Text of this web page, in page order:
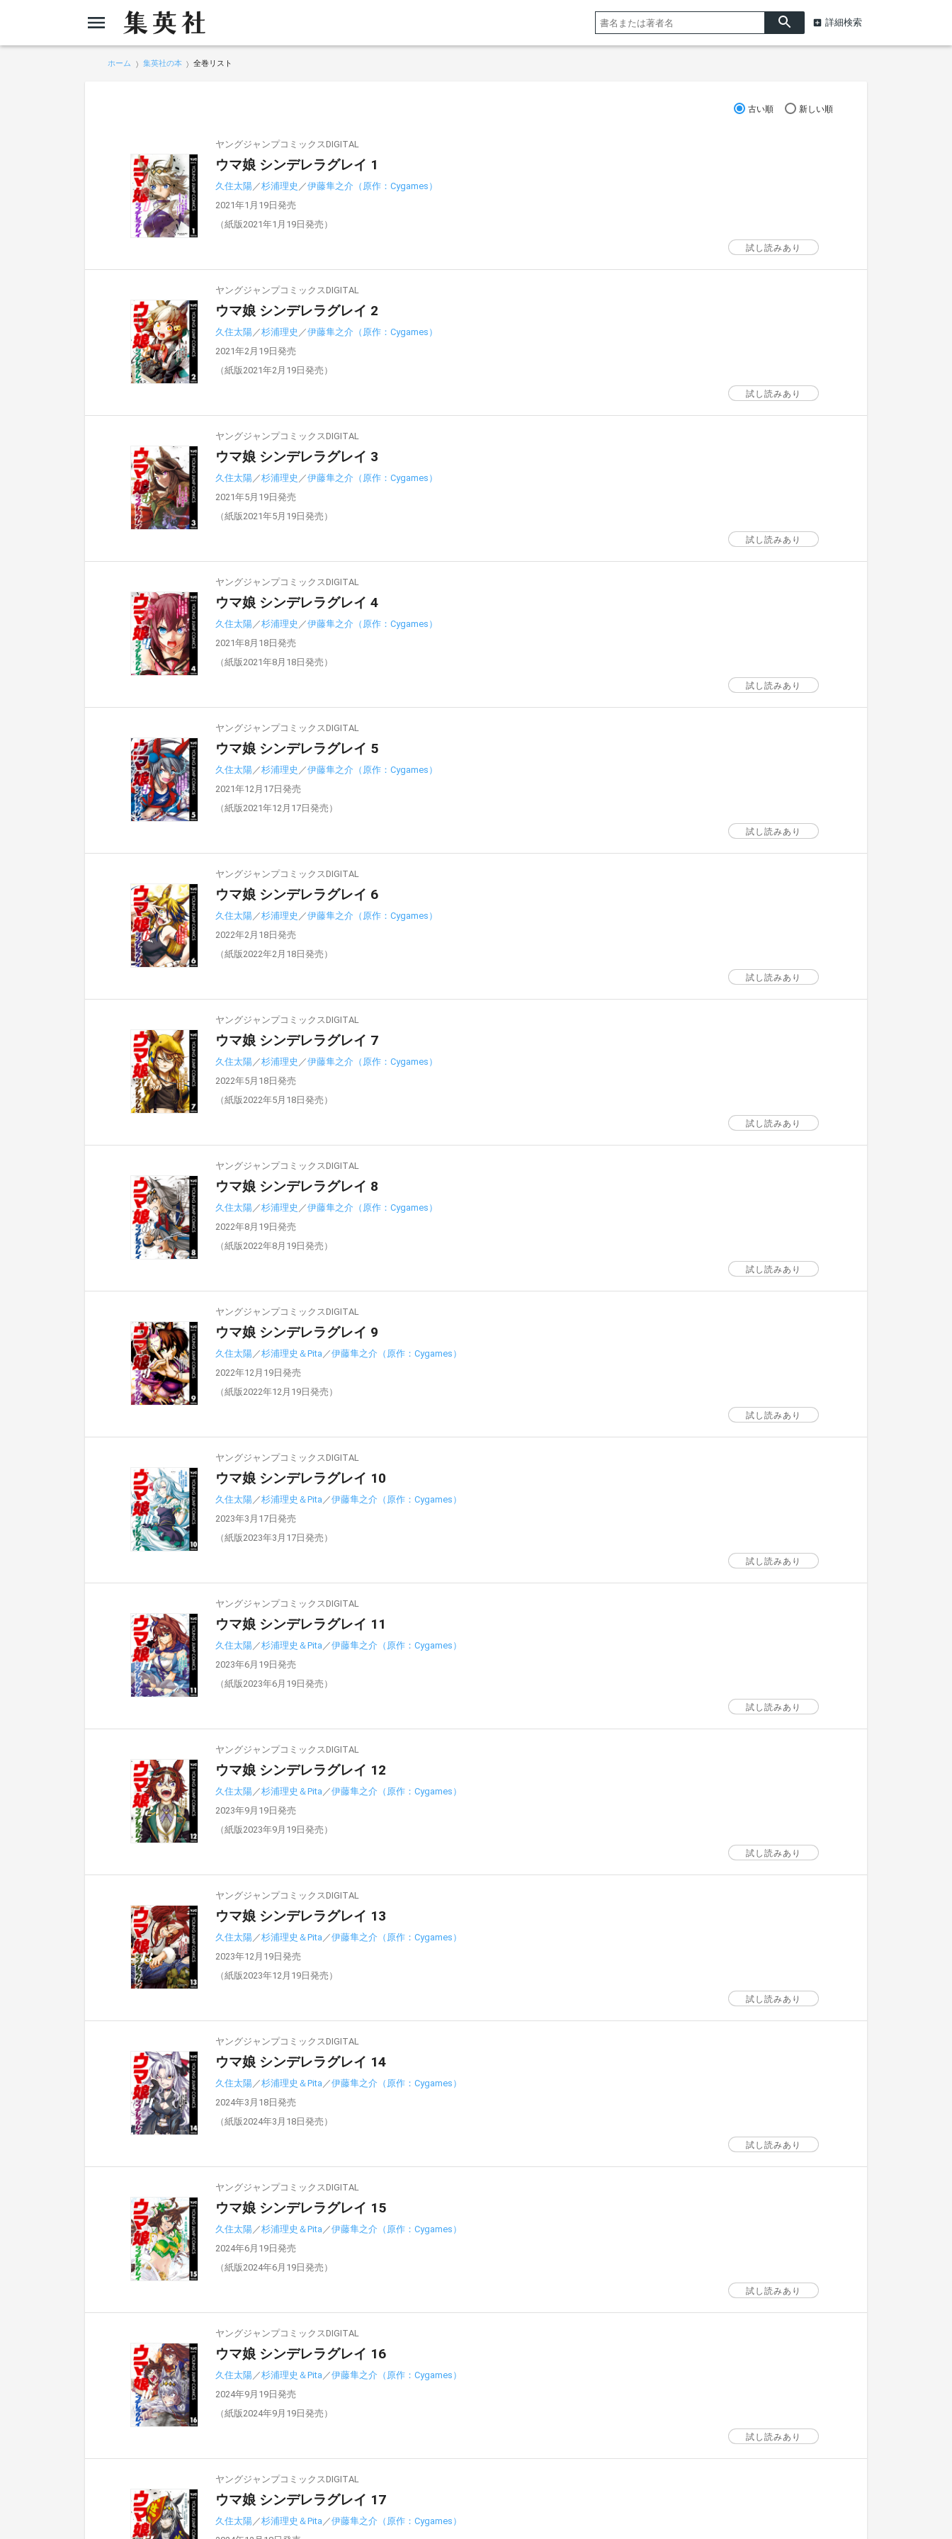
詳細検索
ホーム 集英社の本 全巻リスト
古い順 新しい順
ヤングジャンプコミックスDIGITAL
ウマ娘 シンデレラグレイ 1
久住太陽 ／杉浦理史 ／伊藤隼之介（原作：Cygames）
2021年1月19日発売
（紙版2021年1月19日発売）
試し読みあり
ヤングジャンプコミックスDIGITAL
ウマ娘 シンデレラグレイ 2
久住太陽 ／杉浦理史 ／伊藤隼之介（原作：Cygames）
2021年2月19日発売
（紙版2021年2月19日発売）
試し読みあり
ヤングジャンプコミックスDIGITAL
ウマ娘 シンデレラグレイ 3
久住太陽 ／杉浦理史 ／伊藤隼之介（原作：Cygames）
2021年5月19日発売
（紙版2021年5月19日発売）
試し読みあり
ヤングジャンプコミックスDIGITAL
ウマ娘 シンデレラグレイ 4
久住太陽 ／杉浦理史 ／伊藤隼之介（原作：Cygames）
2021年8月18日発売
（紙版2021年8月18日発売）
試し読みあり
ヤングジャンプコミックスDIGITAL
ウマ娘 シンデレラグレイ 5
久住太陽 ／杉浦理史 ／伊藤隼之介（原作：Cygames）
2021年12月17日発売
（紙版2021年12月17日発売）
試し読みあり
ヤングジャンプコミックスDIGITAL
ウマ娘 シンデレラグレイ 6
久住太陽 ／杉浦理史 ／伊藤隼之介（原作：Cygames）
2022年2月18日発売
（紙版2022年2月18日発売）
試し読みあり
ヤングジャンプコミックスDIGITAL
ウマ娘 シンデレラグレイ 7
久住太陽 ／杉浦理史 ／伊藤隼之介（原作：Cygames）
2022年5月18日発売
（紙版2022年5月18日発売）
試し読みあり
ヤングジャンプコミックスDIGITAL
ウマ娘 シンデレラグレイ 8
久住太陽 ／杉浦理史 ／伊藤隼之介（原作：Cygames）
2022年8月19日発売
（紙版2022年8月19日発売）
試し読みあり
ヤングジャンプコミックスDIGITAL
ウマ娘 シンデレラグレイ 9
久住太陽 ／杉浦理史＆Pita ／伊藤隼之介（原作：Cygames）
2022年12月19日発売
（紙版2022年12月19日発売）
試し読みあり
ヤングジャンプコミックスDIGITAL
ウマ娘 シンデレラグレイ 10
久住太陽 ／杉浦理史＆Pita ／伊藤隼之介（原作：Cygames）
2023年3月17日発売
（紙版2023年3月17日発売）
試し読みあり
ヤングジャンプコミックスDIGITAL
ウマ娘 シンデレラグレイ 11
久住太陽 ／杉浦理史＆Pita ／伊藤隼之介（原作：Cygames）
2023年6月19日発売
（紙版2023年6月19日発売）
試し読みあり
ヤングジャンプコミックスDIGITAL
ウマ娘 シンデレラグレイ 12
久住太陽 ／杉浦理史＆Pita ／伊藤隼之介（原作：Cygames）
2023年9月19日発売
（紙版2023年9月19日発売）
試し読みあり
ヤングジャンプコミックスDIGITAL
ウマ娘 シンデレラグレイ 13
久住太陽 ／杉浦理史＆Pita ／伊藤隼之介（原作：Cygames）
2023年12月19日発売
（紙版2023年12月19日発売）
試し読みあり
ヤングジャンプコミックスDIGITAL
ウマ娘 シンデレラグレイ 14
久住太陽 ／杉浦理史＆Pita ／伊藤隼之介（原作：Cygames）
2024年3月18日発売
（紙版2024年3月18日発売）
試し読みあり
ヤングジャンプコミックスDIGITAL
ウマ娘 シンデレラグレイ 15
久住太陽 ／杉浦理史＆Pita ／伊藤隼之介（原作：Cygames）
2024年6月19日発売
（紙版2024年6月19日発売）
試し読みあり
ヤングジャンプコミックスDIGITAL
ウマ娘 シンデレラグレイ 16
久住太陽 ／杉浦理史＆Pita ／伊藤隼之介（原作：Cygames）
2024年9月19日発売
（紙版2024年9月19日発売）
試し読みあり
ヤングジャンプコミックスDIGITAL
ウマ娘 シンデレラグレイ 17
久住太陽 ／杉浦理史＆Pita ／伊藤隼之介（原作：Cygames）